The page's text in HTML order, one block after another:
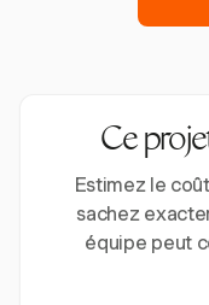
Ce
Estimez le
sachez
équipe peut